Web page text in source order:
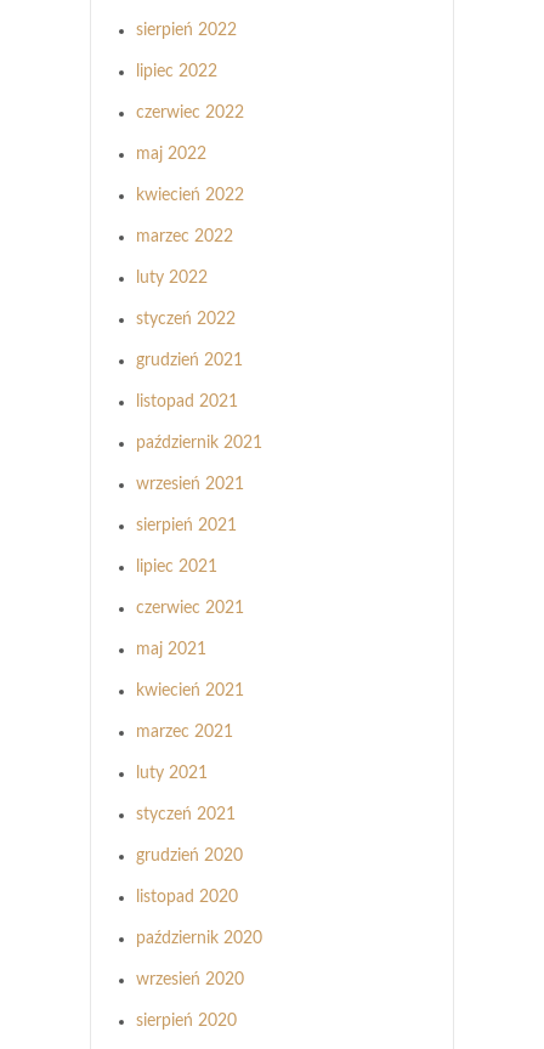
sierpień 2022
lipiec 2022
czerwiec 2022
maj 2022
kwiecień 2022
marzec 2022
luty 2022
styczeń 2022
grudzień 2021
listopad 2021
październik 2021
wrzesień 2021
sierpień 2021
lipiec 2021
czerwiec 2021
maj 2021
kwiecień 2021
marzec 2021
luty 2021
styczeń 2021
grudzień 2020
listopad 2020
październik 2020
wrzesień 2020
sierpień 2020